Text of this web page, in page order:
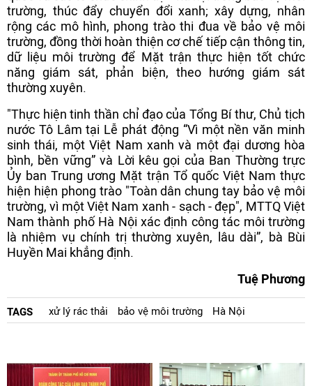
trường, thúc đẩy chuyển đổi xanh; xây dựng, nhân
rộng các mô hình, phong trào thi đua về bảo vệ môi
trường, đồng thời hoàn thiện cơ chế tiếp cận thông tin,
dữ liệu môi trường để Mặt trận thực hiện tốt chức
năng giám sát, phản biện, theo hướng giám sát
thường xuyên.
"Thực hiện tinh thần chỉ đạo của Tổng Bí thư, Chủ tịch
nước Tô Lâm tại Lễ phát động “Vì một nền văn minh
sinh thái, một Việt Nam xanh và một đại dương hòa
bình, bền vững” và Lời kêu gọi của Ban Thường trực
Ủy ban Trung ương Mặt trận Tổ quốc Việt Nam thực
hiện hiện phong trào "Toàn dân chung tay bảo vệ môi
trường, vì một Việt Nam xanh - sạch - đẹp", MTTQ Việt
Nam thành phố Hà Nội xác định công tác môi trường
là nhiệm vụ chính trị thường xuyên, lâu dài”, bà Bùi
Huyền Mai khẳng định.
Tuệ Phương
TAGS xử lý rác thải bảo vệ môi trường Hà Nội